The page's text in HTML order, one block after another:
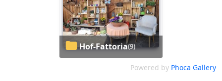
Hof-Fattoria(9)
Powered by Phoca Gallery